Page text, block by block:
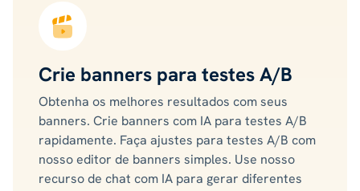
Crie banners para testes A/B
Obtenha os melhores resultados com seus
banners. Crie banners com IA para testes A/B
rapidamente. Faça ajustes para testes A/B com
nosso editor de banners simples. Use nosso
recurso de chat com IA para gerar diferentes